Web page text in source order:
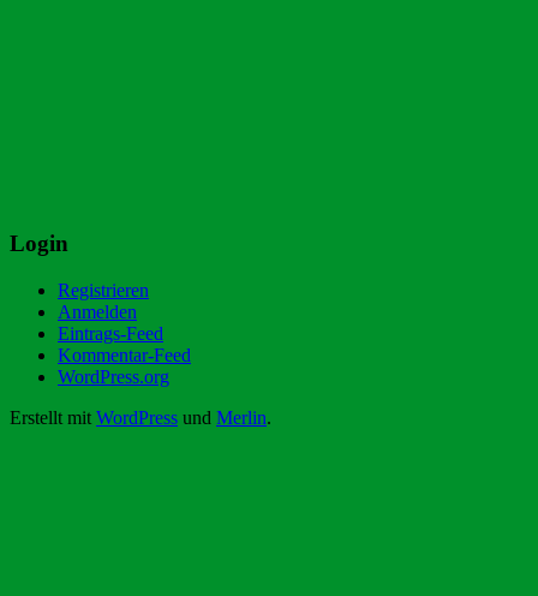
Login
Registrieren
Anmelden
Eintrags-Feed
Kommentar-Feed
WordPress.org
Erstellt mit WordPress und Merlin.